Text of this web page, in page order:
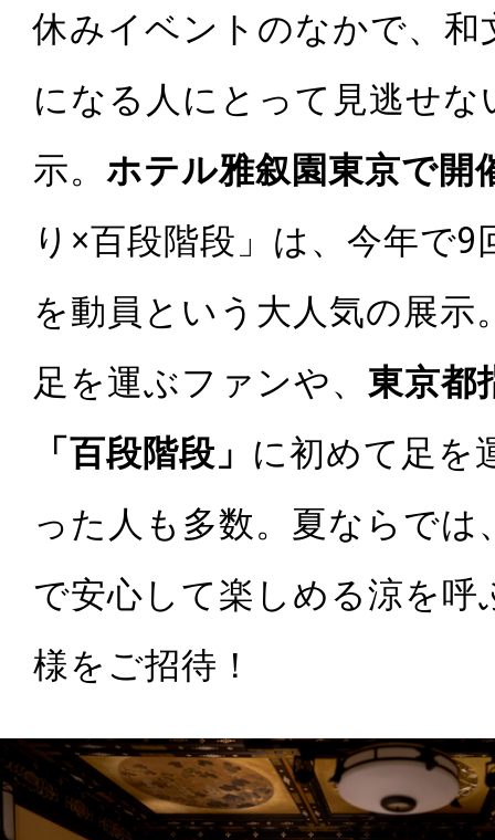
休みイベントのなかで、
になる人にとって見逃せ
示。 ホテル雅叙園東京で開
り×百段階段」は、今年で
を動員という大人気の展
足を運ぶファンや、 東京都
「百段階段」 に初めて足を
った人も多数。夏ならで
で安心して楽しめる涼を呼
様をご招待！